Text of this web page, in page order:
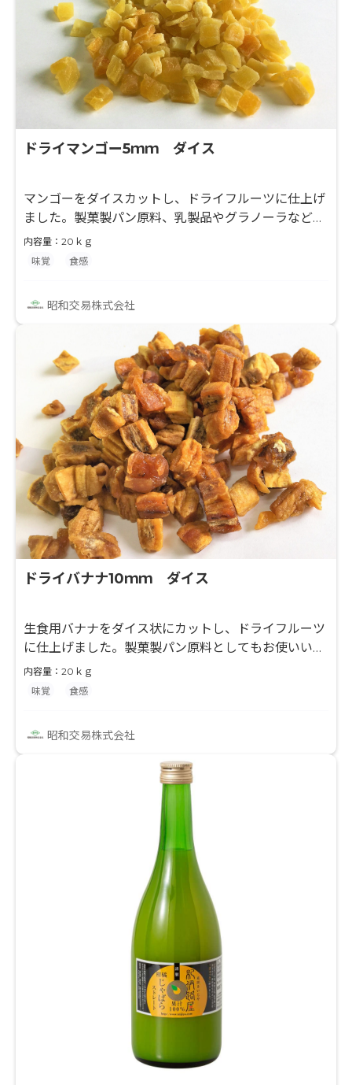
ドライマンゴー5ｍｍ ダイス
マンゴーをダイスカットし、ドライフルーツに仕上げ
ました。製菓製パン原料、乳製品やグラノーラなどに
使いやすい素材です。
内容量：20ｋｇ
味覚
食感
昭和交易株式会社
ドライバナナ10ｍｍ ダイス
生食用バナナをダイス状にカットし、ドライフルーツ
に仕上げました。製菓製パン原料としてもお使いいた
だけます。
内容量：20ｋｇ
味覚
食感
昭和交易株式会社